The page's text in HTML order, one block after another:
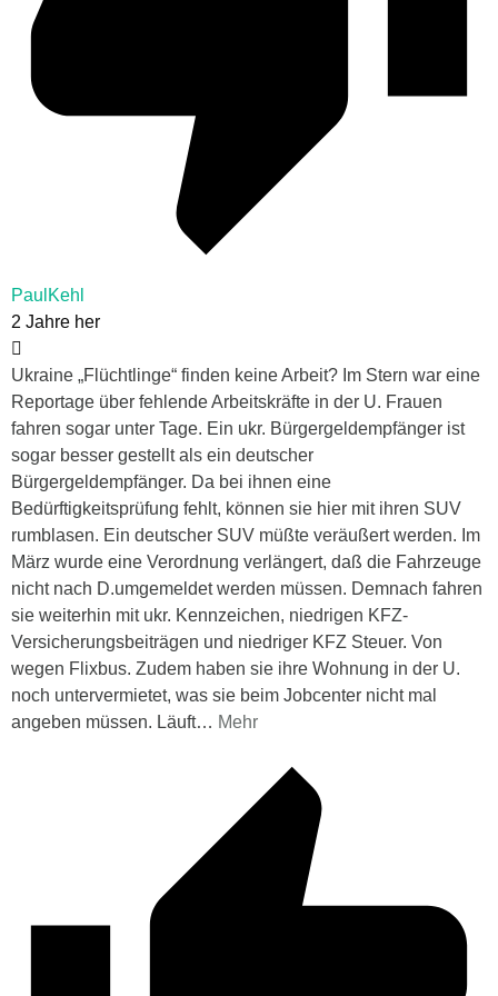
PaulKehl
2 Jahre her
Ukraine „Flüchtlinge“ finden keine Arbeit? Im Stern war eine
Reportage über fehlende Arbeitskräfte in der U. Frauen
fahren sogar unter Tage. Ein ukr. Bürgergeldempfänger ist
sogar besser gestellt als ein deutscher
Bürgergeldempfänger. Da bei ihnen eine
Bedürftigkeitsprüfung fehlt, können sie hier mit ihren SUV
rumblasen. Ein deutscher SUV müßte veräußert werden. Im
März wurde eine Verordnung verlängert, daß die Fahrzeuge
nicht nach D.umgemeldet werden müssen. Demnach fahren
sie weiterhin mit ukr. Kennzeichen, niedrigen KFZ-
Versicherungsbeiträgen und niedriger KFZ Steuer. Von
wegen Flixbus. Zudem haben sie ihre Wohnung in der U.
noch untervermietet, was sie beim Jobcenter nicht mal
angeben müssen. Läuft… Mehr